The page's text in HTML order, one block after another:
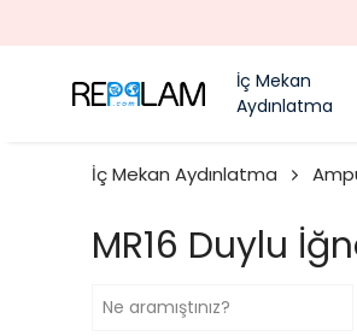
İç Mekan
Aydınlatma
İç Mekan Aydınlatma
MR16 Duylu